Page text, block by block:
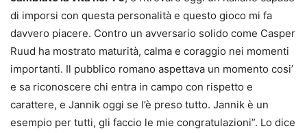
di imporsi con questa personalità e questo gioco mi fa
davvero piacere. Contro un avversario solido come Casper
Ruud ha mostrato maturità, calma e coraggio nei momenti
importanti. Il pubblico romano aspettava un momento cosi’
e sa riconoscere chi entra in campo con rispetto e
carattere, e Jannik oggi se l’è preso tutto. Jannik è un
esempio per tutti, gli faccio le mie congratulazioni”. Lo dice